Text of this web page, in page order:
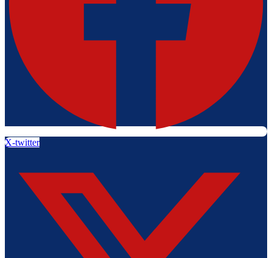
X-twitter